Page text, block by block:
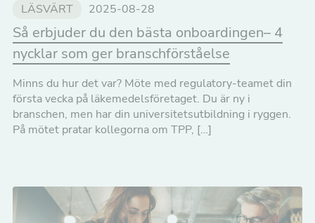
LÄSVÄRT 2025-08-28
Så erbjuder du den bästa onboardingen– 4
nycklar som ger branschförståelse
Minns du hur det var? Möte med regulatory-teamet din
första vecka på läkemedelsföretaget. Du är ny i
branschen, men har din universitetsutbildning i ryggen.
På mötet pratar kollegorna om TPP, […]